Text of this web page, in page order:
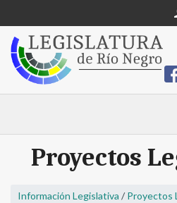
Proyectos
Información Legislativa / Proyectos